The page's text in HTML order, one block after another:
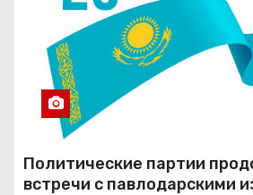
Политические партии
встречи с павлодарскими